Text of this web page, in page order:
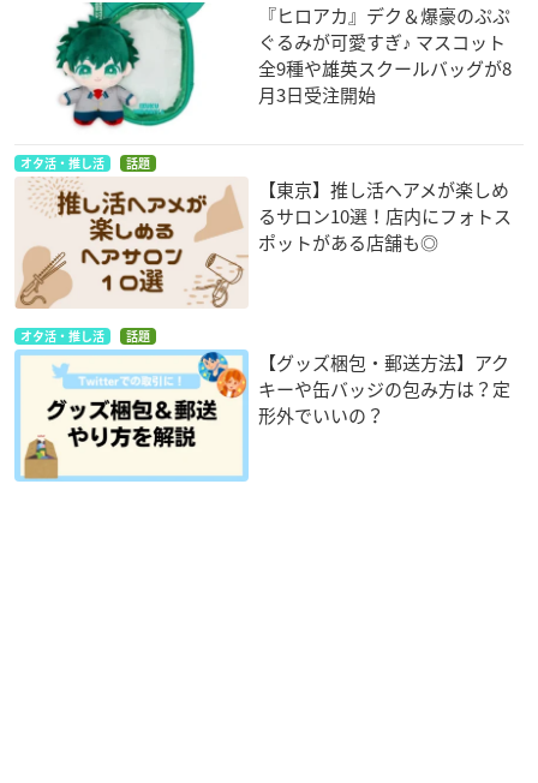
『ヒロアカ』デク＆爆豪のぷぷ
ぐるみが可愛すぎ♪ マスコット
全9種や雄英スクールバッグが8
月3日受注開始
オタ活・推し活 話題
【東京】推し活ヘアメが楽しめ
るサロン10選！店内にフォトス
ポットがある店舗も◎
オタ活・推し活 話題
【グッズ梱包・郵送方法】アク
キーや缶バッジの包み方は？定
形外でいいの？